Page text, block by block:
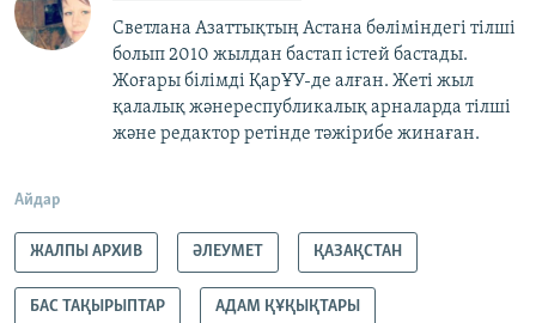
Светлана Азаттықтың Астана бөліміндегі тілші
болып 2010 жылдан бастап істей бастады.
Жоғары білімді ҚарҰУ-де алған. Жеті жыл
қалалық жәнереспубликалық арналарда тілші
және редактор ретінде тәжірибе жинаған.
Айдар
ЖАЛПЫ АРХИВ ӘЛЕУМЕТ ҚАЗАҚСТАН
БАС ТАҚЫРЫПТАР АДАМ ҚҰҚЫҚТАРЫ